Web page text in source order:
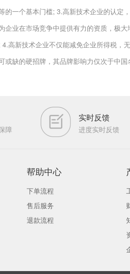
的一个基本门槛; 3.高新技术企业的认定
企业在市场竞争中提供有力的资质，极
高新技术企业不仅能减免企业所得税，
或缺的硬招牌，其品牌影响力仅次于中
障
实时反馈
进度实时反馈
帮助中心
下单流程
售后服务
退款流程